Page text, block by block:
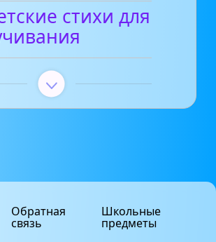
стихи для
Обратная
связь
Школьные
предметы